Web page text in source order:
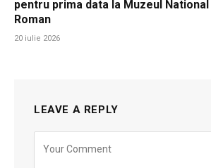
pentru prima data la Muzeul
Roman
20 iulie 2026
LEAVE A REPLY